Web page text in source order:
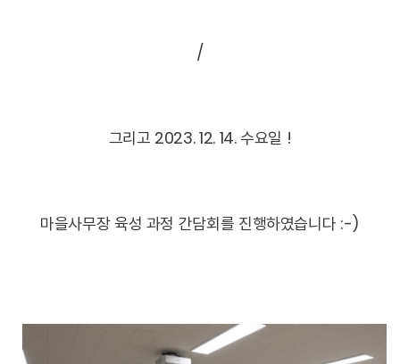
/
그리고 2023. 12. 14. 수요일 !
마을사무장 육성 과정 간담회를 진행하였습니다 :-)